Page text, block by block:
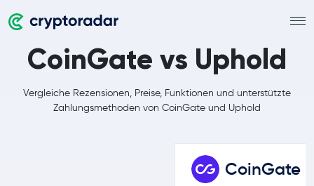
CoinGate vs Uphold
Vergleiche Rezensionen, Preise, Funktionen und unterstützte
Zahlungsmethoden von CoinGate und Uphold
CoinGate